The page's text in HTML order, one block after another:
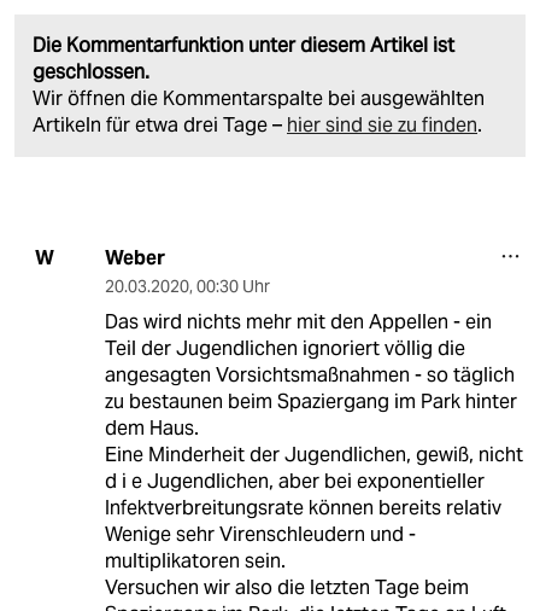
Die Kommentarfunktion unter diesem Artikel ist
geschlossen.
Wir öffnen die Kommentarspalte bei ausgewählten
Artikeln für etwa drei Tage – hier sind sie zu finden.
W Weber
20.03.2020, 00:30 Uhr
Das wird nichts mehr mit den Appellen - ein
Teil der Jugendlichen ignoriert völlig die
angesagten Vorsichtsmaßnahmen - so täglich
zu bestaunen beim Spaziergang im Park hinter
dem Haus.
Eine Minderheit der Jugendlichen, gewiß, nicht
d i e Jugendlichen, aber bei exponentieller
Infektverbreitungsrate können bereits relativ
Wenige sehr Virenschleudern und -
multiplikatoren sein.
Versuchen wir also die letzten Tage beim